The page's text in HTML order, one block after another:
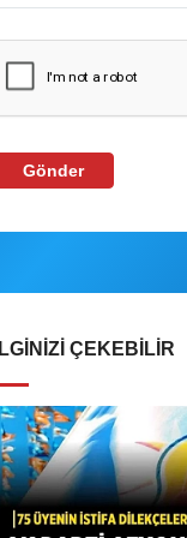
Gönder
İLGINIZI ÇEKEBILIR